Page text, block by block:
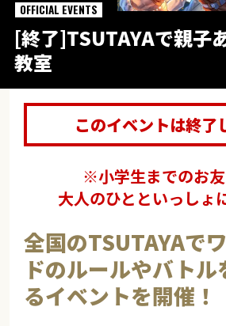
[終了]TSUTAYAで親子
教室
OFFICIAL EVENTS
このイベントは終了
※小学生までのお
大人のひとといっしょ
全国のTSUTAYAで
ドのルールやバトル
るイベントを開催！